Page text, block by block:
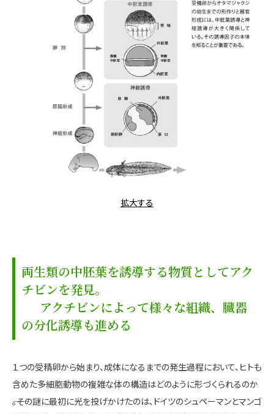
拡大する
両生類の中胚葉を誘導する物質としてアク
チビンを発見。
アクチビンによって様々な組織、臓器
の分化誘導も進める
１つの受精卵から始まり、成体になるまでの発生過程において、ヒトも
含めた多細胞動物の複雑な体の構造はどのように形づくられるのか
――。その謎に最初に光を投げかけたのは、ドイツのシュペーマンとマンゴ